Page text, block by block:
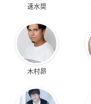
速水奨
木村昴